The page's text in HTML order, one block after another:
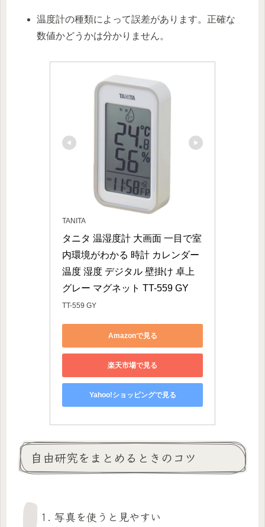
温度計の種類によって誤差があります。正確な
数値かどうかは分かりません。
TANITA
タニタ 温湿度計 大画面 一目で室
内環境がわかる 時計 カレンダー
温度 湿度 デジタル 壁掛け 卓上
グレー マグネット TT-559 GY
TT-559 GY
Amazonで見る
楽天市場で見る
Yahoo!ショッピングで見る
自由研究をまとめるときのコツ
1. 写真を使うと見やすい